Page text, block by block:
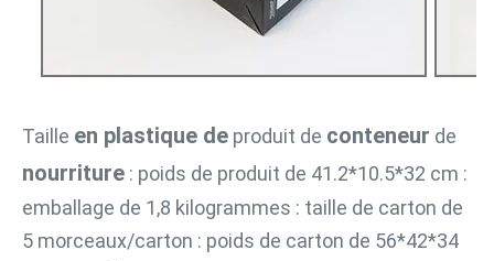
Taille en plastique de produit de conteneur de
nourriture : poids de produit de 41.2*10.5*32 cm :
emballage de 1,8 kilogrammes : taille de carton de
5 morceaux/carton : poids de carton de 56*42*34